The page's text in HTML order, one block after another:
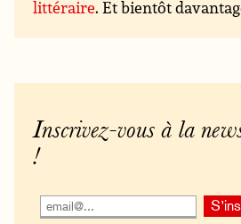
littéraire. Et bientôt
Inscrivez-vous à la
!